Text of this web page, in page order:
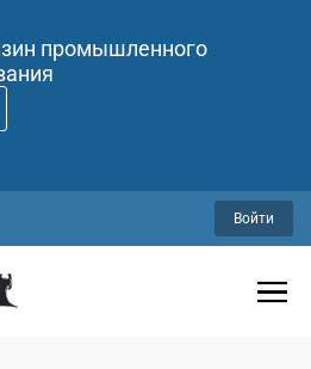
промышленного
Войти